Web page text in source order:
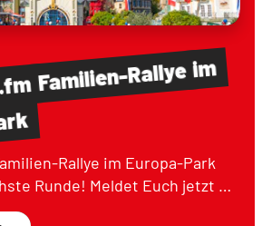
Familien-Rallyeim
Rallye im Europa-Park
Runde! Meldet Euch jetzt …